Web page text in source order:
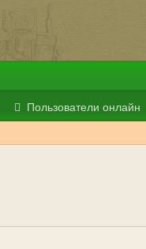
Пользователи онлайн